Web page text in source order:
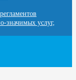
значимых услуг,